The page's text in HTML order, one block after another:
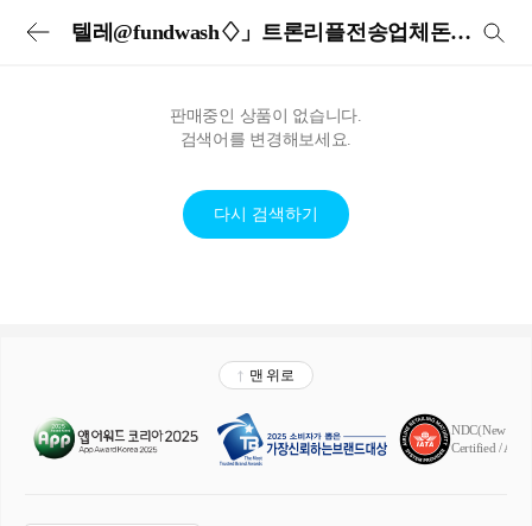
텔레@fundwash♢」트론리플전송업체돈믹싱문의
판매중인 상품이 없습니다.
검색어를 변경해보세요.
다시 검색하기